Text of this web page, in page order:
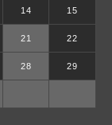
14 15
21 22
28 29